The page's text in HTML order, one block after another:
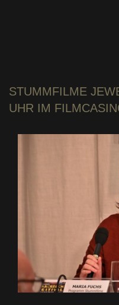
STUMMFILME
UHR IM